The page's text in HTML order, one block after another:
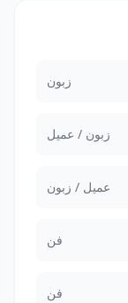
زبون
زبون / عميل
عميل / زبون
فن
فن